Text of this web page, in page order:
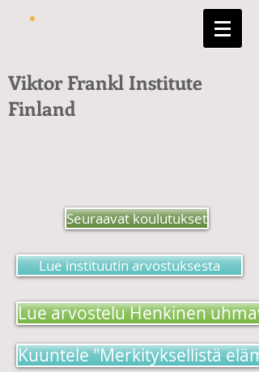
Viktor Frankl Institute
Finland
Seuraavat koulutukset
Lue instituutin arvostuksesta
Lue arvostelu Henkinen
Kuuntele "Merkityksellistä